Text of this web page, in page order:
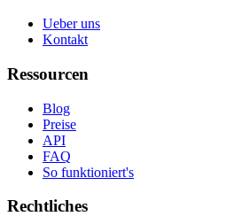
Ueber uns
Kontakt
Ressourcen
Blog
Preise
API
FAQ
So funktioniert's
Rechtliches